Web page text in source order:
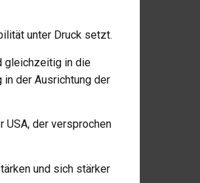
unter Druck setzt.
gleichzeitig in die
der Ausrichtung der
USA, der versprochen
und sich stärker